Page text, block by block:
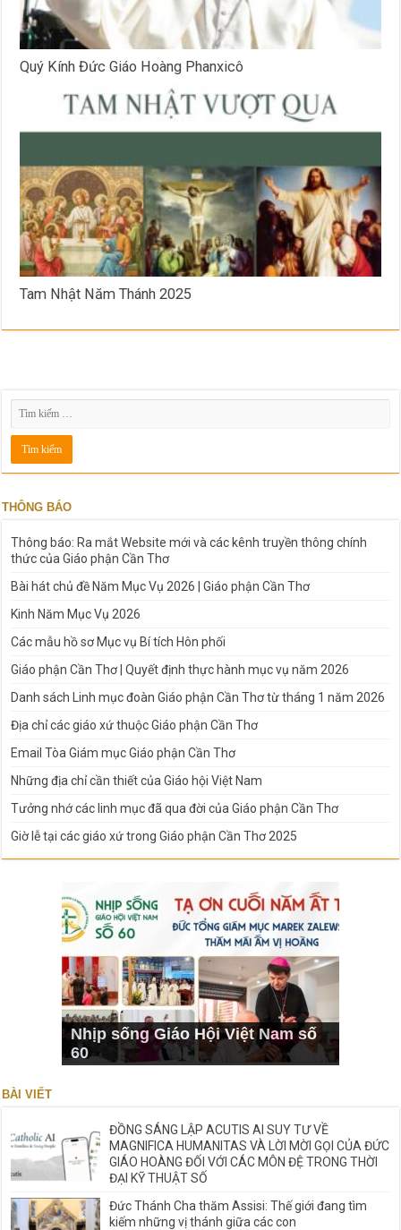
Quý Kính Đức Giáo Hoàng Phanxicô
Tam Nhật Năm Thánh 2025
THÔNG BÁO
Thông báo: Ra mắt Website mới và các kênh truyền thông chính
thức của Giáo phận Cần Thơ
Bài hát chủ đề Năm Mục Vụ 2026 | Giáo phận Cần Thơ
Kinh Năm Mục Vụ 2026
Các mẫu hồ sơ Mục vụ Bí tích Hôn phối
Giáo phận Cần Thơ | Quyết định thực hành mục vụ năm 2026
Danh sách Linh mục đoàn Giáo phận Cần Thơ từ tháng 1 năm 2026
Địa chỉ các giáo xứ thuộc Giáo phận Cần Thơ
Email Tòa Giám mục Giáo phận Cần Thơ
Những địa chỉ cần thiết của Giáo hội Việt Nam
Tưởng nhớ các linh mục đã qua đời của Giáo phận Cần Thơ
Giờ lễ tại các giáo xứ trong Giáo phận Cần Thơ 2025
Nhịp sống Giáo Hội Việt Nam số
60
BÀI VIẾT
ĐỒNG SÁNG LẬP ACUTIS AI SUY TƯ VỀ
MAGNIFICA HUMANITAS VÀ LỜI MỜI GỌI CỦA ĐỨC
GIÁO HOÀNG ĐỐI VỚI CÁC MÔN ĐỆ TRONG THỜI
ĐẠI KỸ THUẬT SỐ
Đức Thánh Cha thăm Assisi: Thế giới đang tìm
kiếm những vị thánh giữa các con